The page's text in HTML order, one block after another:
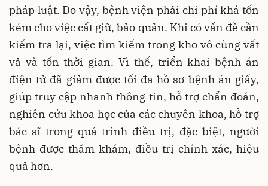
pháp luật. Do vậy, bệnh viện phải chi phí khá tốn
kém cho việc cất giữ, bảo quản. Khi có vấn đề cần
kiểm tra lại, việc tìm kiếm trong kho vô cùng vất
vả và tốn thời gian. Vì thế, triển khai bệnh án
điện tử đã giảm được tối đa hồ sơ bệnh án giấy,
giúp truy cập nhanh thông tin, hỗ trợ chẩn đoán,
nghiên cứu khoa học của các chuyên khoa, hỗ trợ
bác sĩ trong quá trình điều trị, đặc biệt, người
bệnh được thăm khám, điều trị chính xác, hiệu
quả hơn.